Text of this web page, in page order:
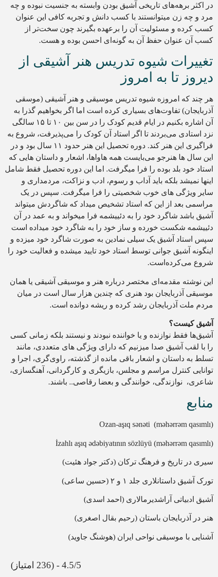
در اکثر برهه‌های تاریخی آشیق بودن وابسته به جنسیت نبوده و چه
مرد و چه زن میتوانستند با کسب دانش و تجربه کافی این عنوان
کسب کرده و مسئولیت آن را برعهده بگیرند چون سخت‌تر از
کسب آن عنوان حفظ آن به گونه‌ای احسن بوده و هست.
تغییرات شیوه تدریس هنر آشیقی از
دیروز تا به امروز
هر چند که امروزه شیوه تدریس موسیقی و هنر آشیقی (موسقی
آذربایجان) تفاوت‌های بسیاری کرده است اما اگر بخواهیم گذرا به
آن اشاره بکنیم در ایام قدیم کودک را در سن بین ۱۰ تا ۱۵ سالگی
نزد استادی می‌بردند تا اگر استاد آن کودک را می‌پذیرفت، شروع به
فراگیری این هنر کند. دوره تحصیل این هنر حدود ۱۱ سال بود و در
این سال ها هنرجو می‌بایست همه هاواها، اشعار و داستان هایی که
استاد خود بلد بوده را فرا میگرفت. اما این دوره تحصیل فقط شامل
اینها نمیشد بلکه باید آداب و رسوم، ادب و نزاکت، مردمداری و
سایر ویژگی های خوب شخصیتی را فرا میگرفت. سپس در یک
مراسمی بعد از این که استاد تشخیص میداد که شاگردش میتواند
آشیق باشد شاگرد خود را به دئییشمه فرا میخواند و به عمد در آن
دئییشمه شکست خورده و ساز خود را به شاگرد خود میداده است
سپس استاد آشیق یک سیلی نمادین به صورت شاگرد خود میزده و
اینگونه آشیق جوانی توسط استاد خود تایید میشده و فعالیت خود را
شروع می‌کرده‌است.
این نوشته مقدمه‌ای مختصر درباره هنر و موسیقی آشیقی یا همان
موسیقی آذربایجان بود هنری که چندین هزار سال است در میان
مردم ملت آذربایجان رشد کرده و ریشه دوانده است.
آشیق کیست؟
آشیق‌ها فقط نوازنده و یا خواننده نبودند و نیستند بلکه زمانی کسی
را با لقب آشیق صدا میزنیم که دارای ویژگی های متعددی، مانند
تسلط به داستان و اشعار باقی مانده از گذشته، راوی‌گری، اجرا و
توانایی کنترل مراسم و مجلس، بازیگری و کارگردانی، آهنگسازی،
شاعری، نوازندگی، خوانندگی و بعضا رقاصی.. باشند.
منابع
Ozan-aşıq sənəti (məhərrəm qasımlı)
İzahlı aşıq ədəbiyatının sözlüyü (məhərrəm qasımlı)
سیری در تاریخ و فرهنگ ترکان (دکتر جواد هئیت)
تورک آشیق داستانلاری جلد ۱ و ۲ (حسین ساعی)
آشیق ادبیاتی آراشدیرمالاری (احمد اسدی)
هنر در آذربایجان باستان (رحیم بقال اصغری)
آشنایی با موسیقی نواحی ایران (هوشنگ جاوید)
4.5/5 - (236 امتیاز)